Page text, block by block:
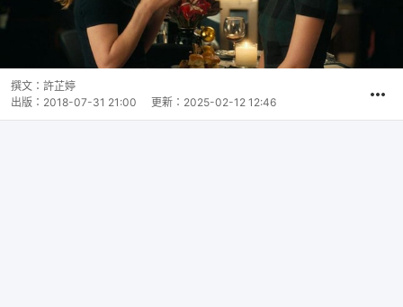
撰文： 許芷婷
出版： 2018-07-31 21:00 更新： 2025-02-12 12:46